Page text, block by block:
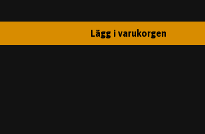
Lägg i varukorgen